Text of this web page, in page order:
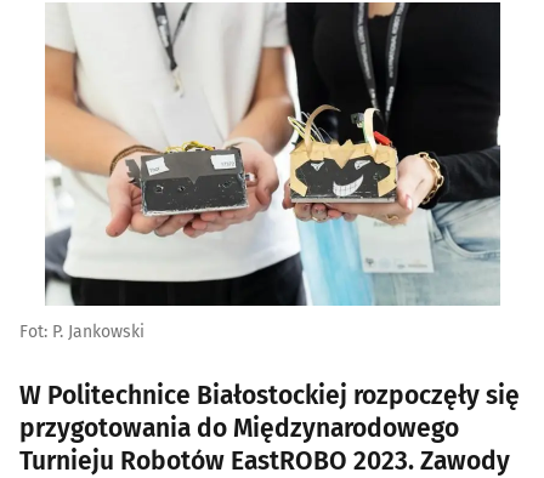
Fot: P. Jankowski
W Politechnice Białostockiej rozpoczęły się
przygotowania do Międzynarodowego
Turnieju Robotów EastROBO 2023. Zawody